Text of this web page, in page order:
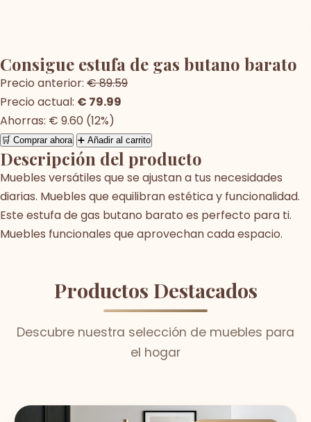
Consigue estufa de gas butano barato
Precio anterior: € 89.59
Precio actual: € 79.99
Ahorras: € 9.60 (12%)
🛒 Comprar ahora ➕ Añadir al carrito
Descripción del producto
Muebles versátiles que se ajustan a tus necesidades
diarias. Muebles que equilibran estética y funcionalidad.
Este estufa de gas butano barato es perfecto para ti.
Muebles funcionales que aprovechan cada espacio.
Productos Destacados
Descubre nuestra selección de muebles para
el hogar